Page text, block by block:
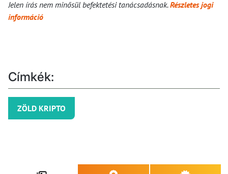
Jelen írás nem minősül befektetési tanácsadásnak.Részletes jogi
információ
Címkék:
ZÖLD KRIPTO